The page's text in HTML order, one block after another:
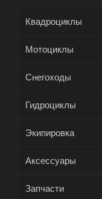
Квадроциклы
Мотоциклы
Снегоходы
Гидроциклы
Экипировка
Аксессуары
Запчасти